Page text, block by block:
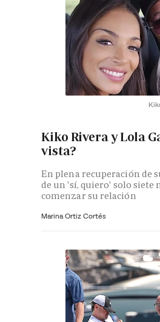
Kiko Rivera y Lola
vista?
En plena recuperación de
de un 'sí, quiero' solo siete
comenzar su relación
Marina Ortiz Cortés